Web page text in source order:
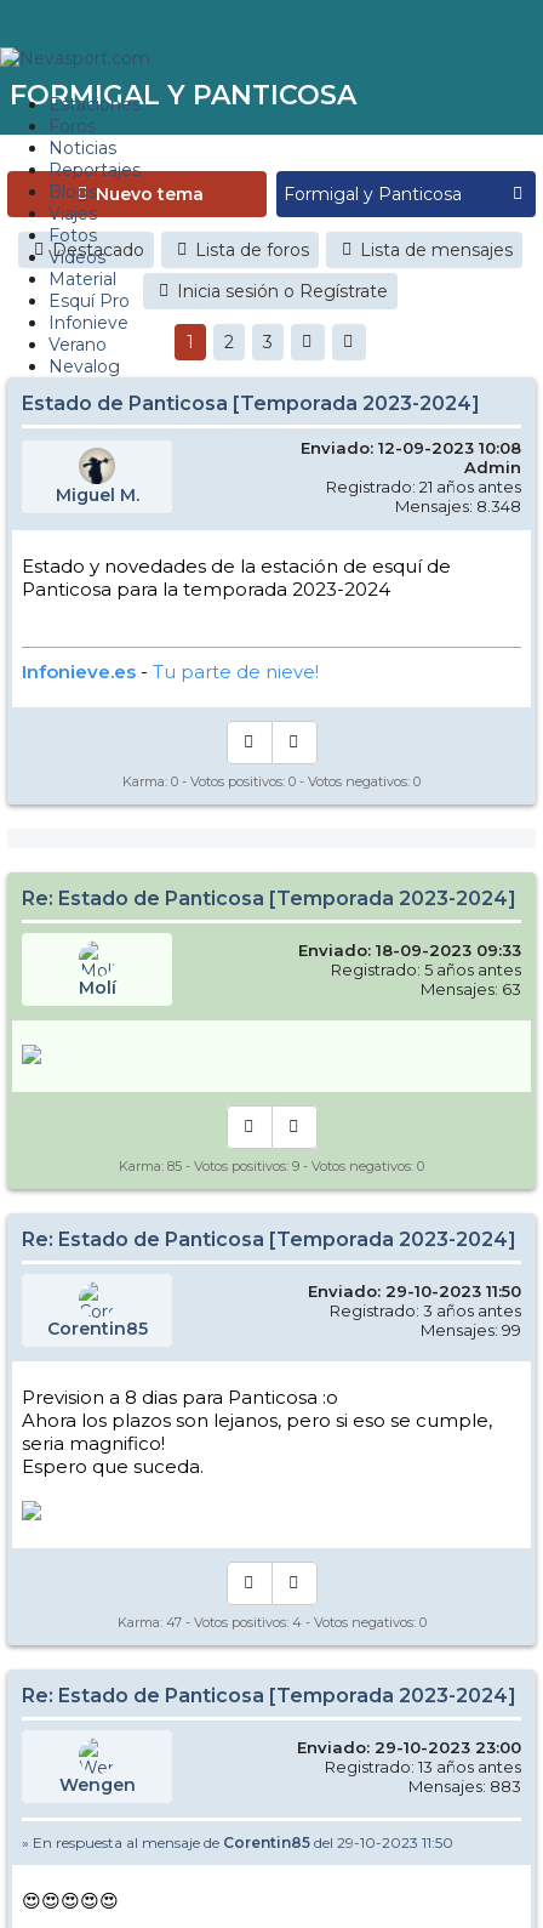
Estaciones
Foros
Noticias
Reportajes
Blogs
Viajes
Fotos
Videos
Material
Esquí Pro
Infonieve
Verano
Nevalog
FORMIGAL Y PANTICOSA
Nuevo tema
Destacado Lista de foros
Lista de mensajes
Inicia sesión o Regístrate
1 2 3
Estado de Panticosa [Temporada 2023-2024]
Miguel M.
Enviado: 12-09-2023 10:08
Admin
Registrado: 21 años antes
Mensajes: 8.348
Estado y novedades de la estación de esquí de
Panticosa para la temporada 2023-2024
Infonieve.es - Tu parte de nieve!
Karma: 0 - Votos positivos: 0 - Votos negativos: 0
Re: Estado de Panticosa [Temporada 2023-2024]
Molí
Enviado: 18-09-2023 09:33
Registrado: 5 años antes
Mensajes: 63
Karma: 85 - Votos positivos: 9 - Votos negativos: 0
Re: Estado de Panticosa [Temporada 2023-2024]
Corentin85
Enviado: 29-10-2023 11:50
Registrado: 3 años antes
Mensajes: 99
Prevision a 8 dias para Panticosa :o
Ahora los plazos son lejanos, pero si eso se cumple,
seria magnifico!
Espero que suceda.
Karma: 47- Votos positivos: 4- Votos negativos: 0
Re: Estado de Panticosa [Temporada 2023-2024]
Wengen
Enviado: 29-10-2023 23:00
Registrado: 13 años antes
Mensajes: 883
» En respuesta al mensaje de Corentin85 del 29-10-2023 11:50
😍😍😍😍😍